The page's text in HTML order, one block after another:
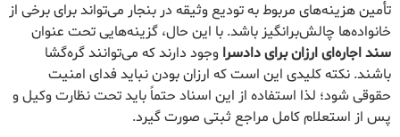
تأمین هزینه‌های مربوط به تودیع وثیقه در بنجار می‌تواند برای برخی از
خانواده‌ها چالش‌برانگیز باشد. با این حال، گزینه‌هایی تحت عنوان
سند اجاره‌ای ارزان برای دادسرا وجود دارند که می‌توانند گره‌گشا
باشند. نکته کلیدی این است که ارزان بودن نباید فدای امنیت
حقوقی شود؛ لذا استفاده از این اسناد حتماً باید تحت نظارت وکیل و
پس از استعلام کامل مراجع ثبتی صورت گیرد.